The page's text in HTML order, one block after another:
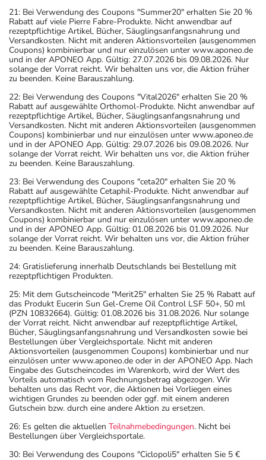
21: Bei Verwendung des Coupons "Summer20" erhalten Sie 20 %
Rabatt auf viele Pierre Fabre-Produkte. Nicht anwendbar auf
rezeptpflichtige Artikel, Bücher, Säuglingsanfangsnahrung und
Versandkosten. Nicht mit anderen Aktionsvorteilen (ausgenommen
Coupons) kombinierbar und nur einzulösen unter www.aponeo.de
und in der APONEO App. Gültig: 27.07.2026 bis 09.08.2026. Nur
solange der Vorrat reicht. Wir behalten uns vor, die Aktion früher
zu beenden. Keine Barauszahlung.
22: Bei Verwendung des Coupons "Vital2026" erhalten Sie 20 %
Rabatt auf ausgewählte Orthomol-Produkte. Nicht anwendbar auf
rezeptpflichtige Artikel, Bücher, Säuglingsanfangsnahrung und
Versandkosten. Nicht mit anderen Aktionsvorteilen (ausgenommen
Coupons) kombinierbar und nur einzulösen unter www.aponeo.de
und in der APONEO App. Gültig: 29.07.2026 bis 09.08.2026. Nur
solange der Vorrat reicht. Wir behalten uns vor, die Aktion früher
zu beenden. Keine Barauszahlung.
23: Bei Verwendung des Coupons "ceta20" erhalten Sie 20 %
Rabatt auf ausgewählte Cetaphil-Produkte. Nicht anwendbar auf
rezeptpflichtige Artikel, Bücher, Säuglingsanfangsnahrung und
Versandkosten. Nicht mit anderen Aktionsvorteilen (ausgenommen
Coupons) kombinierbar und nur einzulösen unter www.aponeo.de
und in der APONEO App. Gültig: 01.08.2026 bis 01.09.2026. Nur
solange der Vorrat reicht. Wir behalten uns vor, die Aktion früher
zu beenden. Keine Barauszahlung.
24: Gratislieferung innerhalb Deutschlands bei Bestellung mit
rezeptpflichtigen Produkten.
25: Mit dem Gutscheincode "Merit25" erhalten Sie 25 % Rabatt auf
das Produkt Eucerin Sun Gel-Creme Oil Control LSF 50+, 50 ml
(PZN 10832664). Gültig: 01.08.2026 bis 31.08.2026. Nur solange
der Vorrat reicht. Nicht anwendbar auf rezeptpflichtige Artikel,
Bücher, Säuglingsanfangsnahrung und Versandkosten sowie bei
Bestellungen über Vergleichsportale. Nicht mit anderen
Aktionsvorteilen (ausgenommen Coupons) kombinierbar und nur
einzulösen unter www.aponeo.de oder in der APONEO App. Nach
Eingabe des Gutscheincodes im Warenkorb, wird der Wert des
Vorteils automatisch vom Rechnungsbetrag abgezogen. Wir
behalten uns das Recht vor, die Aktionen bei Vorliegen eines
wichtigen Grundes zu beenden oder ggf. mit einem anderen
Gutschein bzw. durch eine andere Aktion zu ersetzen.
26: Es gelten die aktuellen Teilnahmebedingungen. Nicht bei
Bestellungen über Vergleichsportale.
30: Bei Verwendung des Coupons "Ciclopoli5" erhalten Sie 5 €